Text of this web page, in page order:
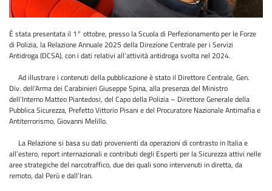
È stata presentata il 1° ottobre, presso la Scuola di Perfezionamento per le Forze
di Polizia, la Relazione Annuale 2025 della Direzione Centrale per i Servizi
Antidroga (DCSA), con i dati relativi all’attività antidroga svolta nel 2024.
Ad illustrare i contenuti della pubblicazione è stato il Direttore Centrale, Gen.
Div. dell’Arma dei Carabinieri Giuseppe Spina, alla presenza del Ministro
dell’Interno Matteo Piantedosi, del Capo della Polizia – Direttore Generale della
Pubblica Sicurezza, Prefetto Vittorio Pisani e del Procuratore Nazionale Antimafia e
Antiterrorismo, Giovanni Melillo.
La Relazione si basa su dati provenienti da operazioni di contrasto in Italia e
all’estero, report internazionali e contributi degli Esperti per la Sicurezza attivi nelle
aree strategiche del narcotraffico, due dei quali sono intervenuti in diretta, da
remoto, dal Perù e dall’Iran.